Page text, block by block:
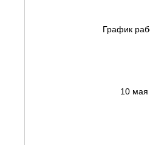
График
10 мая